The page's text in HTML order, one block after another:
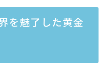
を魅了した黄金